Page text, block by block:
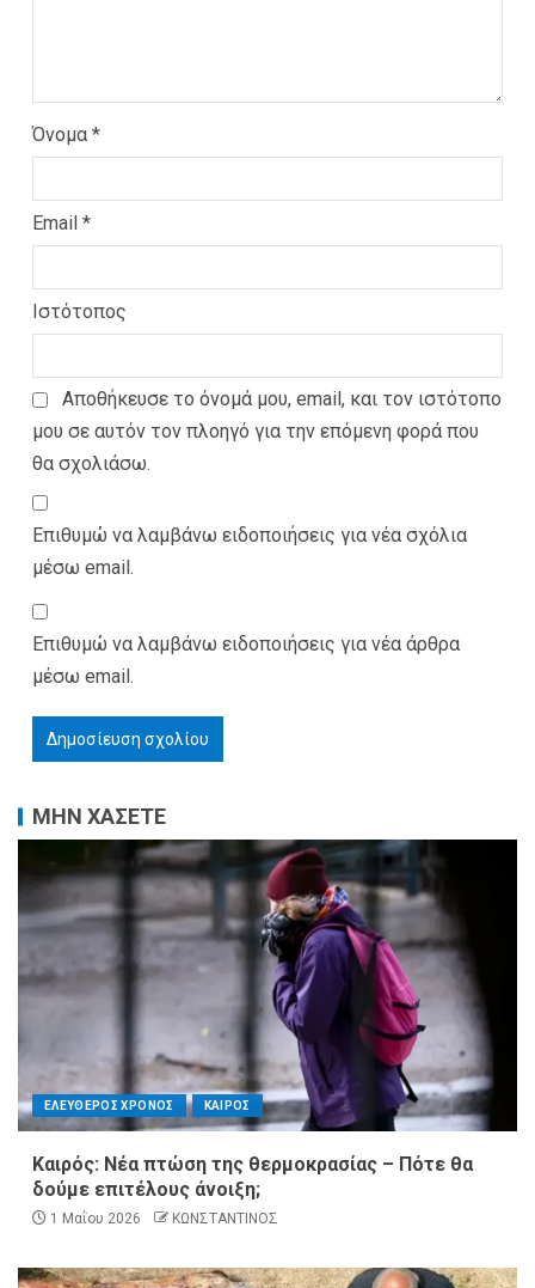
Όνομα *
Email *
Ιστότοπος
Αποθήκευσε το όνομά μου, email, και τον ιστότοπο
μου σε αυτόν τον πλοηγό για την επόμενη φορά που
θα σχολιάσω.
Επιθυμώ να λαμβάνω ειδοποιήσεις για νέα σχόλια
μέσω email.
Επιθυμώ να λαμβάνω ειδοποιήσεις για νέα άρθρα
μέσω email.
ΜΗΝ ΧΑΣΕΤΕ
ΕΛΕΥΘΕΡΟΣ ΧΡΟΝΟΣ ΚΑΙΡΟΣ
Καιρός: Νέα πτώση της θερμοκρασίας – Πότε θα
δούμε επιτέλους άνοιξη;
1 Μαΐου 2026 ΚΩΝΣΤΑΝΤΙΝΟΣ